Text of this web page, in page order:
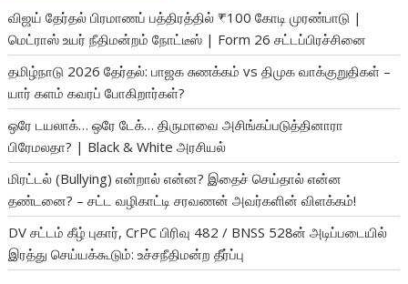
விஜய் தேர்தல் பிரமாணப் பத்திரத்தில் ₹100 கோடி முரண்பாடு |
மெட்ராஸ் உயர் நீதிமன்றம் நோட்டீஸ் | Form 26 சட்டப்பிரச்சினை
தமிழ்நாடு 2026 தேர்தல்: பாஜக சுணக்கம் vs திமுக வாக்குறுதிகள் –
யார் களம் கவரப் போகிறார்கள்?
ஒரே டயலாக்… ஒரே டேக்… திருமாவை அசிங்கப்படுத்தினாரா
பிரேமலதா? | Black & White அரசியல்
மிரட்டல் (Bullying) என்றால் என்ன? இதைச் செய்தால் என்ன
தண்டனை? – சட்ட வழிகாட்டி சரவணன் அவர்களின் விளக்கம்!
DV சட்டம் கீழ் புகார், CrPC பிரிவு 482 / BNSS 528ன் அடிப்படையில்
இரத்து செய்யக்கூடும்: உச்சநீதிமன்ற தீர்ப்பு